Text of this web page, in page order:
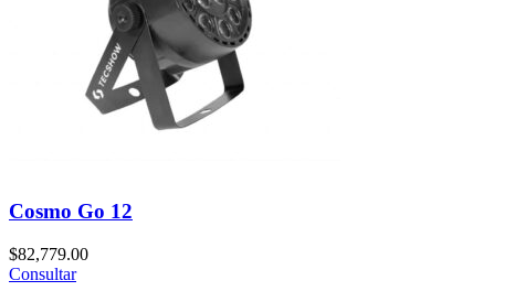
Cosmo Go 12
$82,779.00
Consultar